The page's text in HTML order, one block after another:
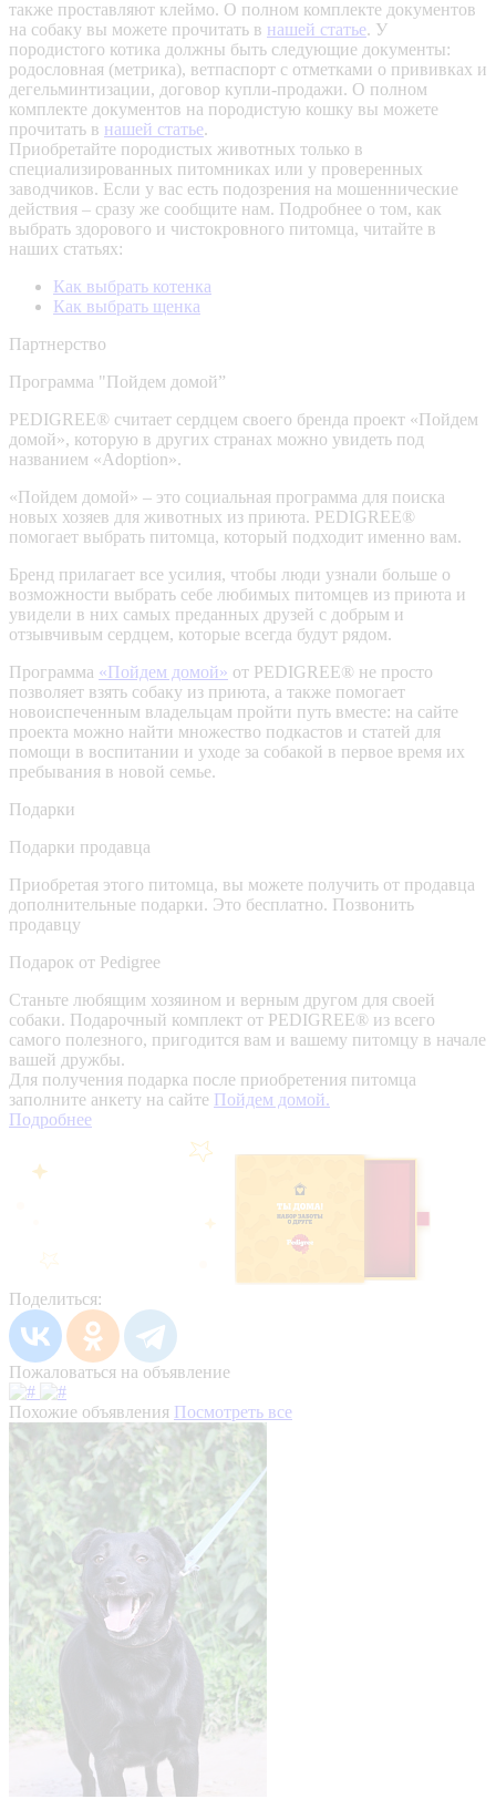
также проставляют клеймо. О полном комплекте документов
на собаку вы можете прочитать в нашей статье. У
породистого котика должны быть следующие документы:
родословная (метрика), ветпаспорт с отметками о прививках и
дегельминтизации, договор купли-продажи. О полном
комплекте документов на породистую кошку вы можете
прочитать в нашей статье.
Приобретайте породистых животных только в
специализированных питомниках или у проверенных
заводчиков. Если у вас есть подозрения на мошеннические
действия – сразу же сообщите нам. Подробнее о том, как
выбрать здорового и чистокровного питомца, читайте в
наших статьях:
Как выбрать котенка
Как выбрать щенка
Партнерство
Программа "Пойдем домой”
PEDIGREE® считает сердцем своего бренда проект «Пойдем
домой», которую в других странах можно увидеть под
названием «Adoption».
«Пойдем домой» – это социальная программа для поиска
новых хозяев для животных из приюта. PEDIGREE®
помогает выбрать питомца, который подходит именно вам.
Бренд прилагает все усилия, чтобы люди узнали больше о
возможности выбрать себе любимых питомцев из приюта и
увидели в них самых преданных друзей с добрым и
отзывчивым сердцем, которые всегда будут рядом.
Программа «Пойдем домой» от PEDIGREE® не просто
позволяет взять собаку из приюта, а также помогает
новоиспеченным владельцам пройти путь вместе: на сайте
проекта можно найти множество подкастов и статей для
помощи в воспитании и уходе за собакой в первое время их
пребывания в новой семье.
Подарки
Подарки продавца
Приобретая этого питомца, вы можете получить от продавца
дополнительные подарки. Это бесплатно. Позвонить
продавцу
Подарок от Pedigree
Станьте любящим хозяином и верным другом для своей
собаки. Подарочный комплект от PEDIGREE® из всего
самого полезного, пригодится вам и вашему питомцу в начале
вашей дружбы.
Для получения подарка после приобретения питомца
заполните анкету на сайте Пойдем домой.
Подробнее
Поделиться:
Пожаловаться на объявление
Похожие объявления Посмотреть все